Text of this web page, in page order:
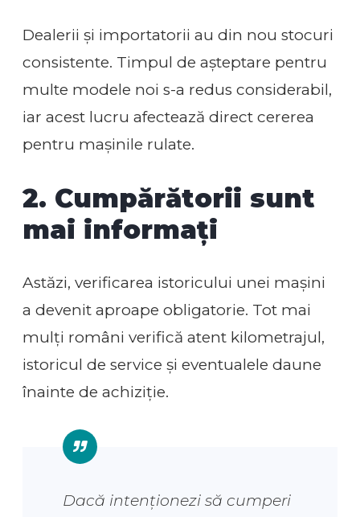
Dealerii și importatorii au din nou stocuri
consistente. Timpul de așteptare pentru
multe modele noi s-a redus considerabil,
iar acest lucru afectează direct cererea
pentru mașinile rulate.
2. Cumpărătorii sunt
mai informați
Astăzi, verificarea istoricului unei mașini
a devenit aproape obligatorie. Tot mai
mulți români verifică atent kilometrajul,
istoricul de service și eventualele daune
înainte de achiziție.
Dacă intenționezi să cumperi